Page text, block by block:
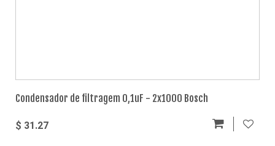
Condensador de filtragem 0,1uF - 2x1000 Bosch
$ 31.27